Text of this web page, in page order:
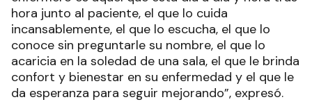
hora junto al paciente, el que lo cuida
incansablemente, el que lo escucha, el que lo
conoce sin preguntarle su nombre, el que lo
acaricia en la soledad de una sala, el que le brinda
confort y bienestar en su enfermedad y el que le
da esperanza para seguir mejorando”, expresó.